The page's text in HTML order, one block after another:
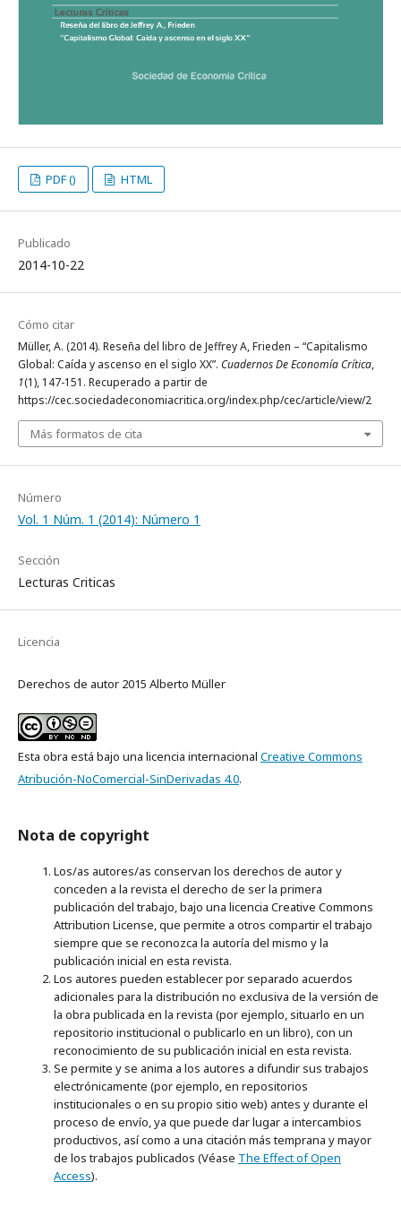
PDF () HTML
Publicado
2014-10-22
Cómo citar
Müller, A. (2014). Reseña del libro de Jeffrey A, Frieden – “Capitalismo
Global: Caída y ascenso en el siglo XX”. Cuadernos De Economía Crítica,
1(1), 147-151. Recuperado a partir de
https://cec.sociedadeconomiacritica.org/index.php/cec/article/view/2
Más formatos de cita
Número
Vol. 1 Núm. 1 (2014): Número 1
Sección
Lecturas Criticas
Licencia
Derechos de autor 2015 Alberto Müller
Esta obra está bajo una licencia internacional Creative Commons
Atribución-NoComercial-SinDerivadas 4.0.
Nota de copyright
Los/as autores/as conservan los derechos de autor y
conceden a la revista el derecho de ser la primera
publicación del trabajo, bajo una licencia Creative Commons
Attribution License, que permite a otros compartir el trabajo
siempre que se reconozca la autoría del mismo y la
publicación inicial en esta revista.
Los autores pueden establecer por separado acuerdos
adicionales para la distribución no exclusiva de la versión de
la obra publicada en la revista (por ejemplo, situarlo en un
repositorio institucional o publicarlo en un libro), con un
reconocimiento de su publicación inicial en esta revista.
Se permite y se anima a los autores a difundir sus trabajos
electrónicamente (por ejemplo, en repositorios
institucionales o en su propio sitio web) antes y durante el
proceso de envío, ya que puede dar lugar a intercambios
productivos, así como a una citación más temprana y mayor
de los trabajos publicados (Véase The Effect of Open
Access).